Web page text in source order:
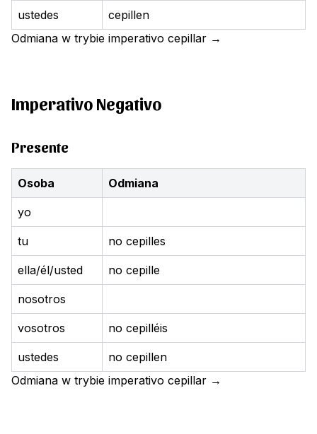
ustedes
cepillen
Odmiana w trybie imperativo cepillar →
Imperativo Negativo
Presente
Osoba Odmiana
yo
tu no cepilles
ella/él/usted no cepille
nosotros
vosotros no cepilléis
ustedes
no cepillen
Odmiana w trybie imperativo cepillar →